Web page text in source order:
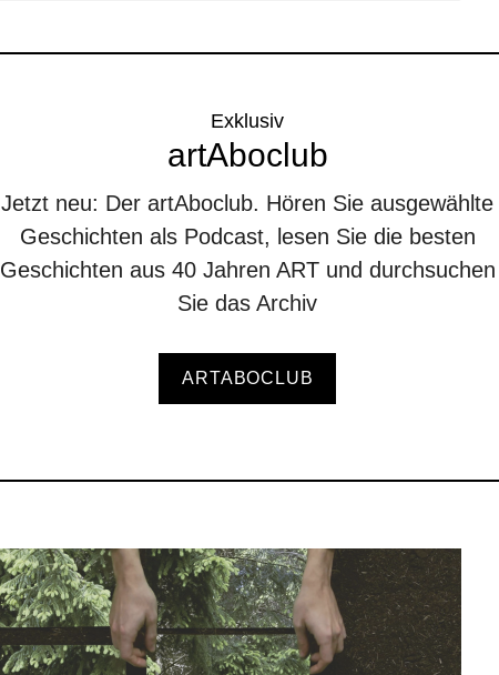
Exklusiv
artAboclub
Jetzt neu: Der artAboclub. Hören Sie ausgewählte
Geschichten als Podcast, lesen Sie die besten
Geschichten aus 40 Jahren ART und durchsuchen
Sie das Archiv
ARTABOCLUB